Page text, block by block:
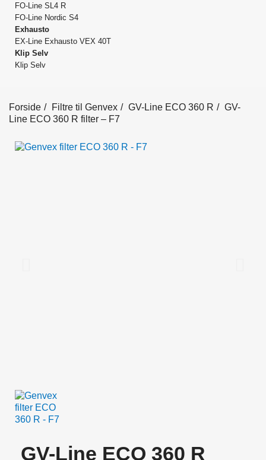
FO-Line SL4 R
FO-Line Nordic S4
Exhausto
EX-Line Exhausto VEX 40T
Klip Selv
Klip Selv
Forside Filtre til Genvex GV-Line ECO 360 R
GV-
Line ECO 360 R filter – F7
GV-Line ECO 360 R